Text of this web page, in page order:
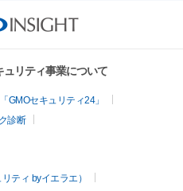
リティ事業について
GMOセキュリティ24」
診断
ティ byイエラエ）